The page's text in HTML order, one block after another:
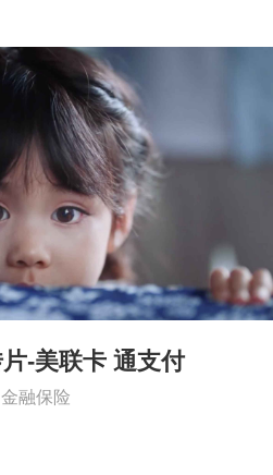
-美联卡 通支付
金融保险